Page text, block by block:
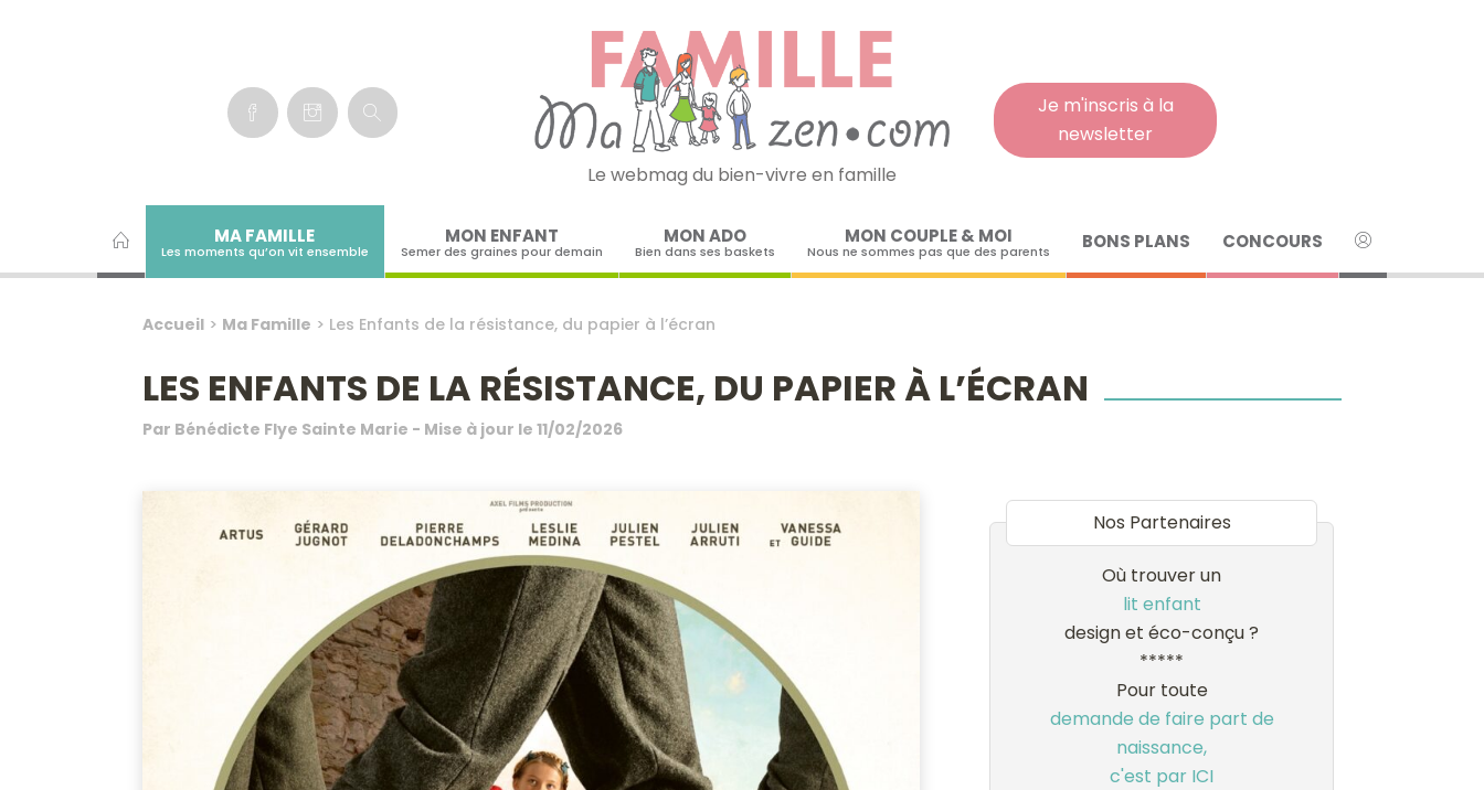
Je m'inscris à la
newsletter
Le webmag du bien-vivre en famille
MA FAMILLE
Les moments qu’on vit ensemble
MON ENFANT
Semer des graines pour demain
MON ADO
Bien dans ses baskets
MON COUPLE & MOI
Nous ne sommes pas que des parents BONS PLANS CONCOURS
Accueil> Ma Famille > Les Enfants de la résistance, du papier à l’écran
LES ENFANTS DE LA RÉSISTANCE, DU PAPIER À L’ÉCRAN
Par Bénédicte Flye Sainte Marie - Mise à jour le 11/02/2026
Nos Partenaires
Où trouver un
lit enfant
design et éco-conçu ?
*****
Pour toute
demande de faire part de
naissance,
c'est par ICI